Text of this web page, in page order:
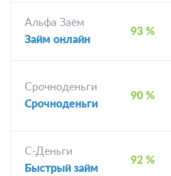
Альфа Заём
Займ онлайн
93 %
Срочноденьги
Срочноденьги
90 %
С-Деньги
Быстрый займ
92 %